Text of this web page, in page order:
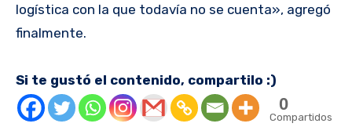
logística con la que todavía no se cuenta», agregó
finalmente.
Si te gustó el contenido, compartilo :)
0
Compartidos